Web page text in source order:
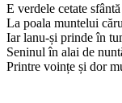
E verdele cetate sfântă
La poala muntelui
Iar lanu-și prinde în
Seninul în alai de
Printre voințe și dor